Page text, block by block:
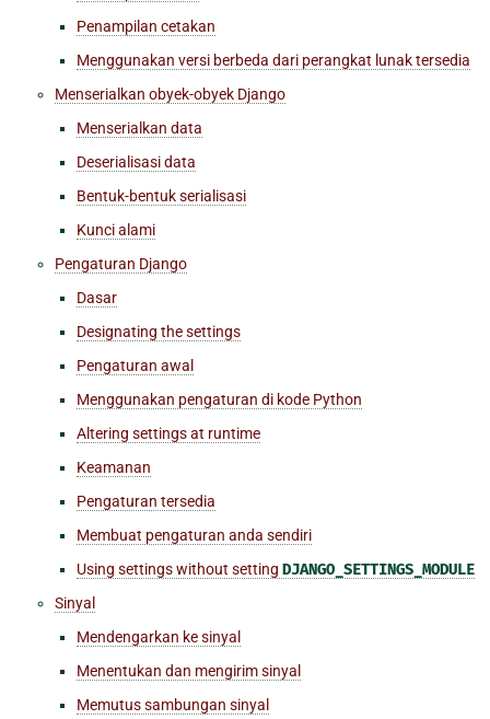
Penampilan cetakan
Menggunakan versi berbeda dari perangkat lunak tersedia
Menserialkan obyek-obyek Django
Menserialkan data
Deserialisasi data
Bentuk-bentuk serialisasi
Kunci alami
Pengaturan Django
Dasar
Designating the settings
Pengaturan awal
Menggunakan pengaturan di kode Python
Altering settings at runtime
Keamanan
Pengaturan tersedia
Membuat pengaturan anda sendiri
Using settings without setting DJANGO_SETTINGS_MODULE
Sinyal
Mendengarkan ke sinyal
Menentukan dan mengirim sinyal
Memutus sambungan sinyal